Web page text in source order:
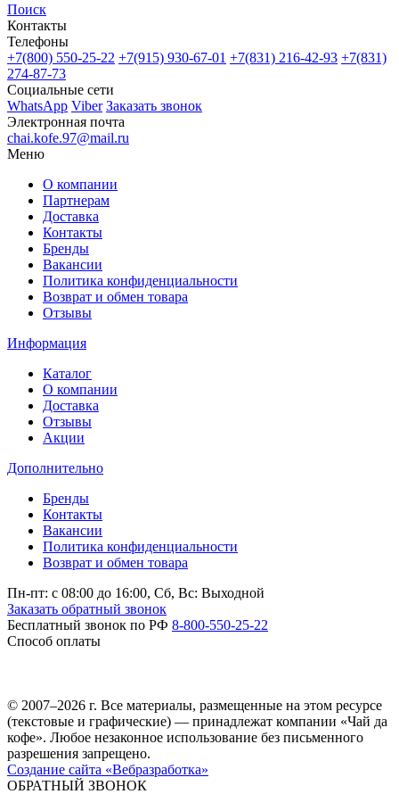
Поиск
Контакты
Телефоны
+7(800) 550-25-22 +7(915) 930-67-01 +7(831) 216-42-93 +7(831)
274-87-73
Социальные сети
WhatsApp Viber Заказать звонок
Электронная почта
chai.kofe.97@mail.ru
Меню
О компании
Партнерам
Доставка
Контакты
Бренды
Вакансии
Политика конфиденциальности
Возврат и обмен товара
Отзывы
Информация
Каталог
О компании
Доставка
Отзывы
Акции
Дополнительно
Бренды
Контакты
Вакансии
Политика конфиденциальности
Возврат и обмен товара
Пн-пт: c 08:00 до 16:00, Сб, Вс: Выходной
Заказать обратный звонок
Бесплатный звонок по РФ 8-800-550-25-22
Способ оплаты
© 2007–2026 г. Все материалы, размещенные на этом ресурсе
(текстовые и графические) — принадлежат компании «Чай да
кофе». Любое незаконное использование без письменного
разрешения запрещено.
Создание сайта «Вебразработка»
ОБРАТНЫЙ ЗВОНОК